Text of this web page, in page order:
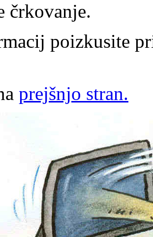
črkovanje.
poizkusite
prejšnjo stran.